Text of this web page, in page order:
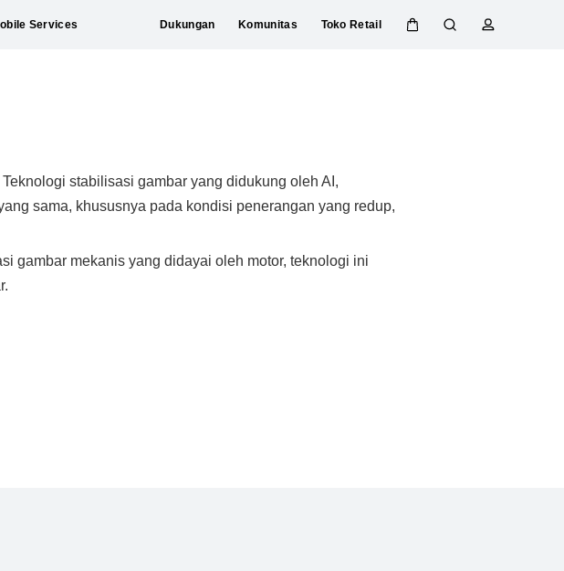
Services Dukungan Komunitas Toko Retail
K
P
P
Teknologi stabilisasi gambar yang didukung oleh AI,
sama, khususnya pada kondisi penerangan yang redup,
gambar mekanis yang didayai oleh motor, teknologi ini